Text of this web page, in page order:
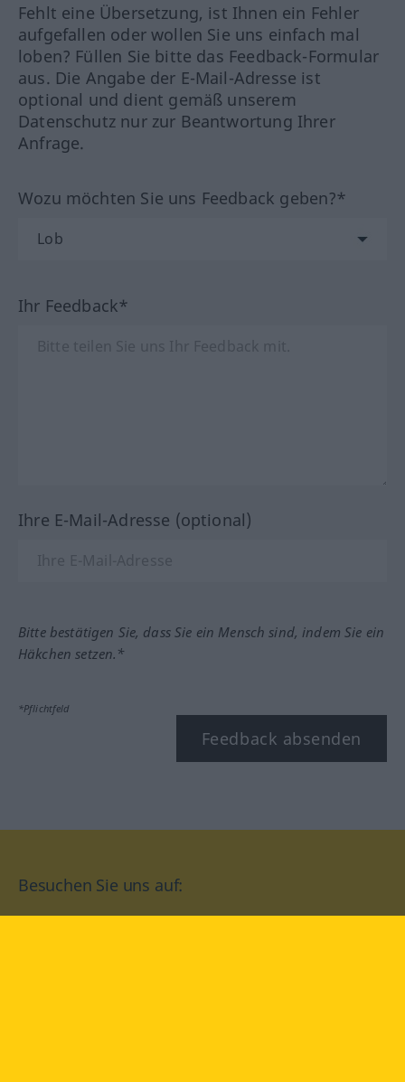
Fehlt eine Übersetzung, ist Ihnen ein Fehler
aufgefallen oder wollen Sie uns einfach mal
loben? Füllen Sie bitte das Feedback-Formular
aus. Die Angabe der E-Mail-Adresse ist
optional und dient gemäß unserem
Datenschutz nur zur Beantwortung Ihrer
Anfrage.
Wozu möchten Sie uns Feedback geben?*
Ihr Feedback*
Ihre E-Mail-Adresse (optional)
Bitte bestätigen Sie, dass Sie ein Mensch sind, indem Sie ein
Häkchen setzen.*
*Pflichtfeld
Feedback absenden
Besuchen Sie uns auf: